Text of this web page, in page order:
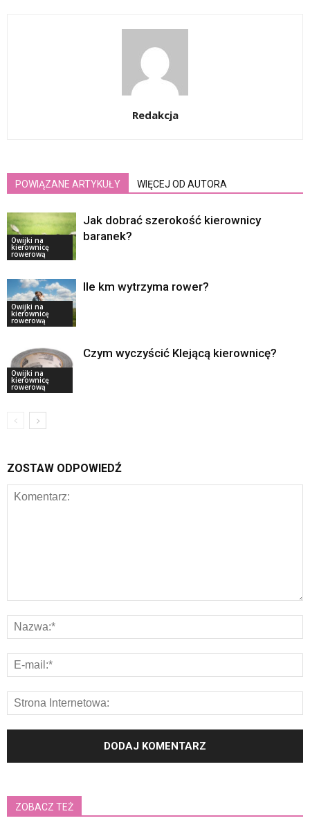
Redakcja
POWIĄZANE ARTYKUŁY WIĘCEJ OD AUTORA
Owijki na
kierownicę
rowerową
Jak dobrać szerokość kierownicy
baranek?
Owijki na
kierownicę
rowerową
Ile km wytrzyma rower?
Owijki na
kierownicę
rowerową
Czym wyczyścić Klejącą kierownicę?
ZOSTAW ODPOWIEDŹ
ZOBACZ TEŻ